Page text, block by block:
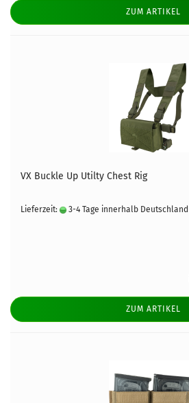
ZUM ARTIKEL
VX Buckle Up Utilty Chest Rig
Lieferzeit: 3-4 Tage innerhalb Deutschland
ZUM ARTIKEL